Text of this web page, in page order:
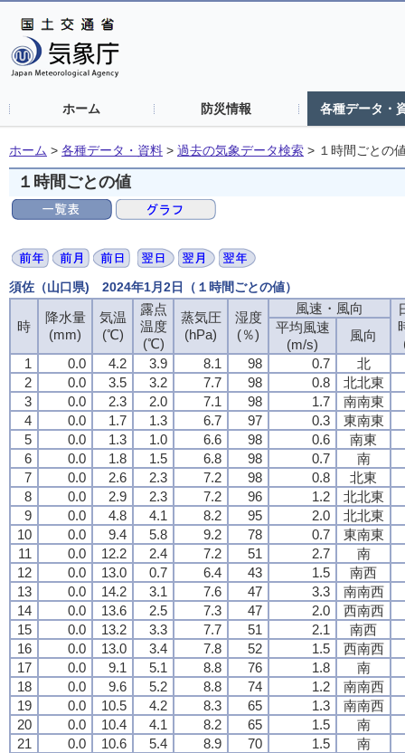
ホーム 防災情報 各種データ・
ホーム > 各種データ・資料 > 過去の気象データ検索 > １時間ごとの
１時間ごとの値
須佐（山口県) 2024年1月2日（１時間ごとの値）
時
降水量
(mm)
気温
(℃)
露点
温度
(℃)
蒸気圧
(hPa)
湿度
(％)
風速・風向
平均風速
(m/s)
風向
1
0.0 4.2 3.9 8.1 98 0.7
北
2
0.0 3.5 3.2 7.7 98 0.8
北北東
3
0.0 2.3 2.0 7.1 98 1.7
南南東
4
0.0 1.7 1.3 6.7 97 0.3
東南東
5
0.0 1.3 1.0 6.6 98 0.6
南東
6
0.0 1.8 1.5 6.8 98 0.7
南
7
0.0 2.6 2.3 7.2 98 0.8
北東
8
0.0 2.9 2.3 7.2 96 1.2
北北東
9
0.0 4.8 4.1 8.2 95 2.0
北北東
10
0.0 9.4 5.8 9.2 78 0.7
東南東
11
0.0 12.2 2.4 7.2 51 2.7
南
12
0.0 13.0 0.7 6.4 43 1.5
南西
13
0.0 14.2 3.1 7.6 47 3.3
南南西
14
0.0 13.6 2.5 7.3 47 2.0
西南西
15
0.0 13.2 3.3 7.7 51 2.1
南西
16
0.0 13.0 3.4 7.8 52 1.5
西南西
17
0.0 9.1 5.1 8.8 76 1.8
南
18
0.0 9.6 5.2 8.8 74 1.2
南南西
19
0.0 10.5 4.2 8.3 65 1.3
南南西
20
0.0 10.4 4.1 8.2 65 1.5
南
21
0.0 10.6 5.4 8.9 70 1.5
南